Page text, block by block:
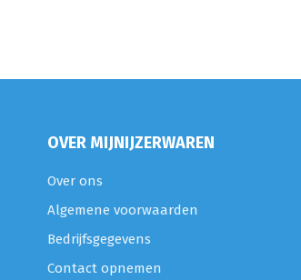
OVER MIJNIJZERWAREN
Over ons
Algemene voorwaarden
Bedrijfsgegevens
Contact opnemen